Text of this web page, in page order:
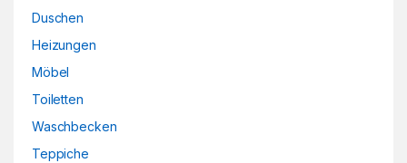
Duschen
Heizungen
Möbel
Toiletten
Waschbecken
Teppiche